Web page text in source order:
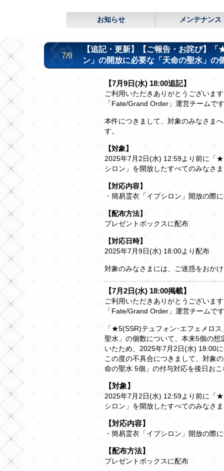
お知らせ メンテナンス
7/9
【追記・更新】【ご報告・お詫び】
ン」の開放に必要な「天命の聖水」の
【7月9日(水) 18:00追記】
ご利用いただきありがとうございま
「Fate/Grand Order」運営チームで
本件につきまして、対象のみなさま
す。
【対象】
2025年7月2日(水) 12:59より前に「
シロン」を開放したすべてのみなさま
【対応内容】
・簡易霊衣「イプシロン」開放の際
【配布方法】
プレゼントボックスに配布
【対応日時】
2025年7月9日(水) 18:00より配布
対象のみなさまには、ご迷惑をおか
【7月2日(水) 18:00掲載】
ご利用いただきありがとうございま
「Fate/Grand Order」運営チームで
「★5(SSR)テュフォン･エフェメロ
聖水」の個数について、本来5個の
いたため、2025年7月2日(水) 18:00
この度の不具合につきまして、対象
命の聖水 5個」の付与対応を後日お
【対象】
2025年7月2日(水) 12:59より前に「
シロン」を開放したすべてのみなさま
【対応内容】
・簡易霊衣「イプシロン」開放の際
【配布方法】
プレゼントボックスに配布